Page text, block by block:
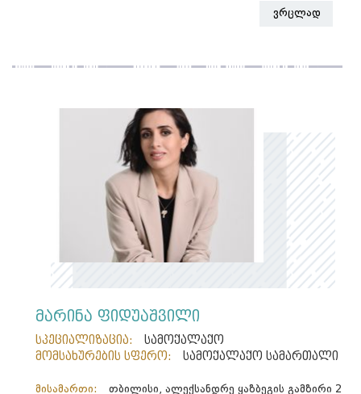
ვრცლად
მარინა ფიდუაშვილი
სპეციალიზაცია:
სამოქალაქო
მომსახურების სფერო:
სამოქალაქო სამართალი
მისამართი: თბილისი, ალექსანდრე ყაზბეგის გამზირი 2